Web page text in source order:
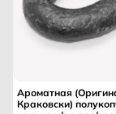
Ароматная
Краковски)